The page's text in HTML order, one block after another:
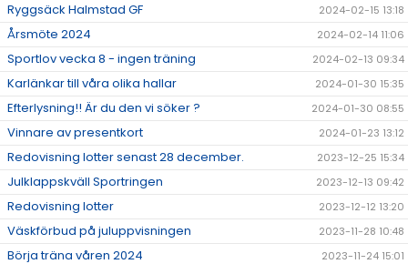
Ryggsäck Halmstad GF 2024-02-15 13:18
Årsmöte 2024 2024-02-14 11:06
Sportlov vecka 8 - ingen träning 2024-02-13 09:34
Karlänkar till våra olika hallar 2024-01-30 15:35
Efterlysning!! Är du den vi söker ? 2024-01-30 08:55
Vinnare av presentkort 2024-01-23 13:12
Redovisning lotter senast 28 december. 2023-12-25 15:34
Julklappskväll Sportringen 2023-12-13 09:42
Redovisning lotter 2023-12-12 13:20
Väskförbud på juluppvisningen 2023-11-28 10:48
Börja träna våren 2024 2023-11-24 15:01